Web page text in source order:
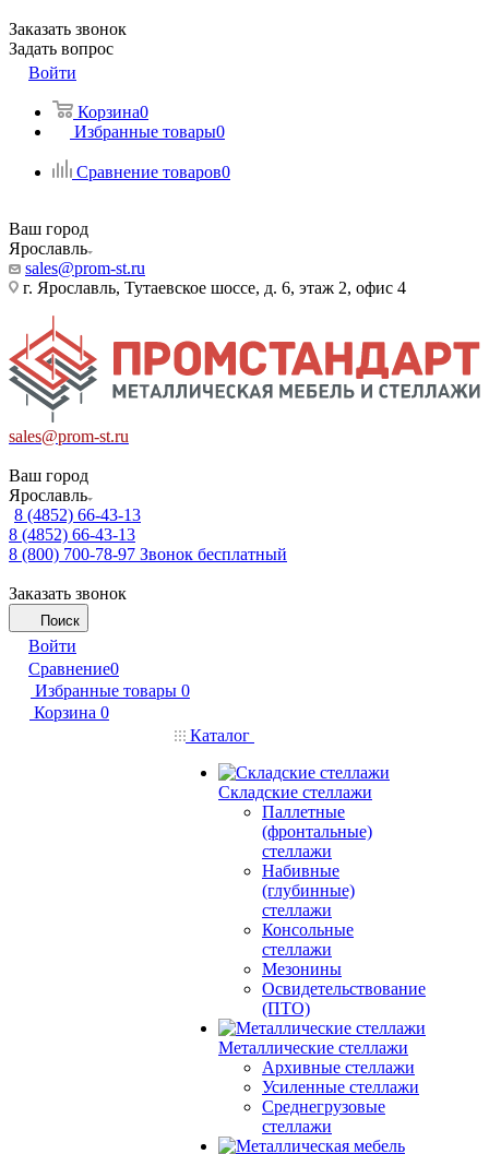
Заказать звонок
Задать вопрос
Войти
Корзина0
Избранные товары0
Сравнение товаров0
Ваш город
Ярославль
sales@prom-st.ru
г. Ярославль, Тутаевское шоссе, д. 6, этаж 2, офис 4
sales@prom-st.ru
Ваш город
Ярославль
8 (4852) 66-43-13
8 (4852) 66-43-13
8 (800) 700-78-97 Звонок бесплатный
Заказать звонок
Поиск
Войти
Сравнение0
Избранные товары 0
Корзина 0
Каталог
Складские стеллажи
Паллетные
(фронтальные)
стеллажи
Набивные
(глубинные)
стеллажи
Консольные
стеллажи
Мезонины
Освидетельствование
(ПТО)
Металлические стеллажи
Архивные стеллажи
Усиленные стеллажи
Среднегрузовые
стеллажи